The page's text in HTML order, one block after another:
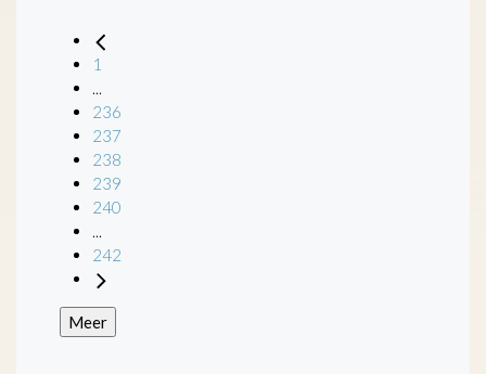
1
236
237
238
239
240
242
Meer